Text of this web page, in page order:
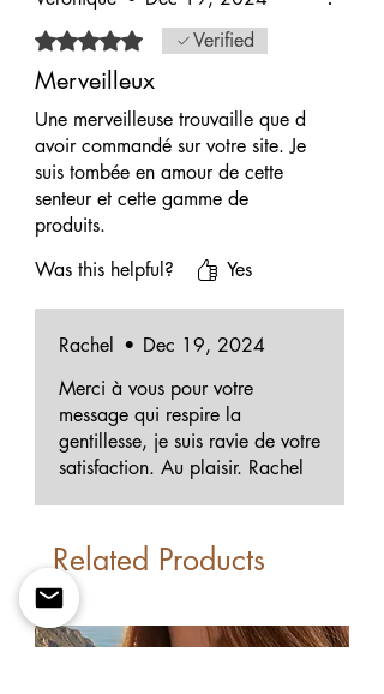
Rated 5 out of 5 stars.Verified
Merveilleux
Une merveilleuse trouvaille que d
avoir commandé sur votre site. Je
suis tombée en amour de cette
senteur et cette gamme de
produits.
respect de l emballage
parfaitement protégé et une jolie
surprise glissée à l intérieur✨️.
Merci🙏.
Was this helpful? Yes
Rachel • Dec 19, 2024
Merci à vous pour votre
message qui respire la
gentillesse, je suis ravie de votre
satisfaction. Au plaisir. Rachel
Related Products